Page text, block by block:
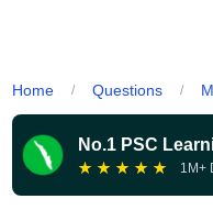
Home / Questions /
No.1 PSC
★ ★ ★ ★ ★ 1M+